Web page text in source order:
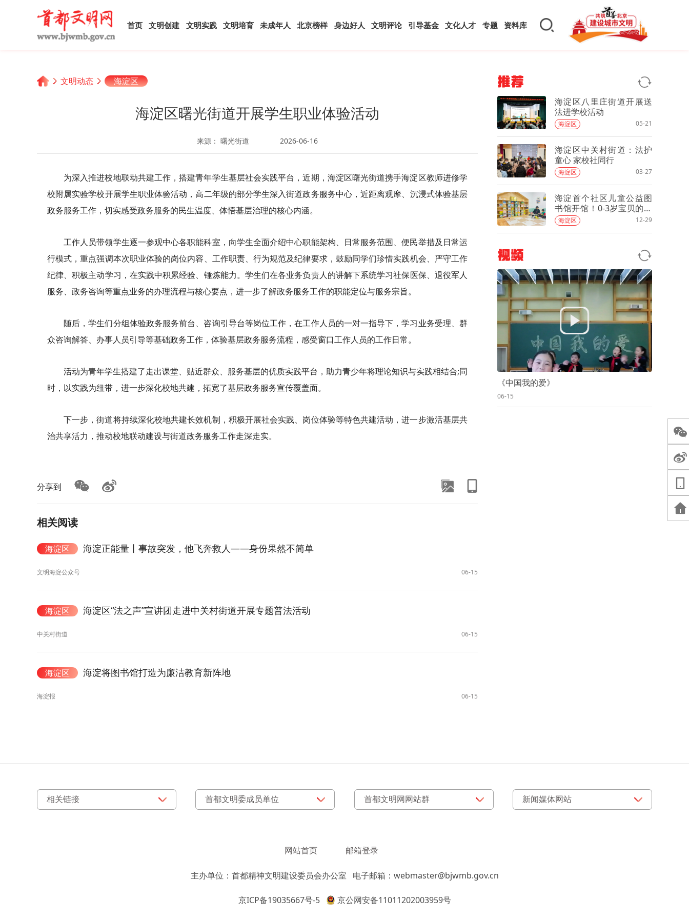
首页 文明创建 文明实践 文明培育 未成年人 北京榜样 身边好人 文明评论 引导基金 文化人才 专题 资料库
文明动态 海淀区
海淀区曙光街道开展学生职业体验活动
来源： 曙光街道 2026-06-16
为深入推进校地联动共建工作，搭建青年学生基层社会实践平台，近期，海淀区曙光街道携手海淀区教师进修学
校附属实验学校开展学生职业体验活动，高二年级的部分学生深入街道政务服务中心，近距离观摩、沉浸式体验基层
政务服务工作，切实感受政务服务的民生温度、体悟基层治理的核心内涵。
工作人员带领学生逐一参观中心各职能科室，向学生全面介绍中心职能架构、日常服务范围、便民举措及日常运
行模式，重点强调本次职业体验的岗位内容、工作职责、行为规范及纪律要求，鼓励同学们珍惜实践机会、严守工作
纪律、积极主动学习，在实践中积累经验、锤炼能力。学生们在各业务负责人的讲解下系统学习社保医保、退役军人
服务、政务咨询等重点业务的办理流程与核心要点，进一步了解政务服务工作的职能定位与服务宗旨。
随后，学生们分组体验政务服务前台、咨询引导台等岗位工作，在工作人员的一对一指导下，学习业务受理、群
众咨询解答、办事人员引导等基础政务工作，体验基层政务服务流程，感受窗口工作人员的工作日常。
活动为青年学生搭建了走出课堂、贴近群众、服务基层的优质实践平台，助力青少年将理论知识与实践相结合;同
时，以实践为纽带，进一步深化校地共建，拓宽了基层政务服务宣传覆盖面。
下一步，街道将持续深化校地共建长效机制，积极开展社会实践、岗位体验等特色共建活动，进一步激活基层共
治共享活力，推动校地联动建设与街道政务服务工作走深走实。
分享到
相关阅读
海淀区 海淀正能量丨事故突发，他飞奔救人——身份果然不简单
文明海淀公众号 06-15
海淀区 海淀区“法之声”宣讲团走进中关村街道开展专题普法活动
中关村街道 06-15
海淀区 海淀将图书馆打造为廉洁教育新阵地
海淀报 06-15
推荐
海淀区八里庄街道开展送
法进学校活动
海淀区 05-21
海淀区中关村街道：法护
童心 家校社同行
海淀区 03-27
海淀首个社区儿童公益图
书馆开馆！0-3岁宝贝的阅
读乐园
海淀区 12-29
视频
《中国我的爱》
06-15
网站首页 邮箱登录
主办单位：首都精神文明建设委员会办公室 电子邮箱：webmaster@bjwmb.gov.cn
京ICP备19035667号-5 京公网安备11011202003959号